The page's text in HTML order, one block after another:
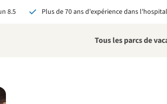
8.5 Plus de 70 ans d'expérience dans
Tous les parcs de
via RCN, vous